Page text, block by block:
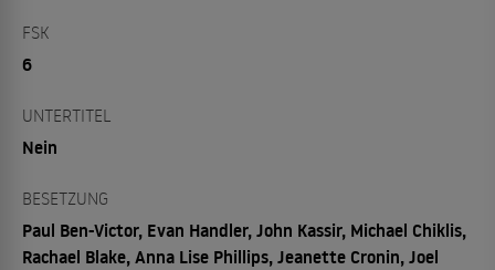
FSK
6
UNTERTITEL
Nein
BESETZUNG
Paul Ben-Victor, Evan Handler, John Kassir, Michael Chiklis,
Rachael Blake, Anna Lise Phillips, Jeanette Cronin, Joel